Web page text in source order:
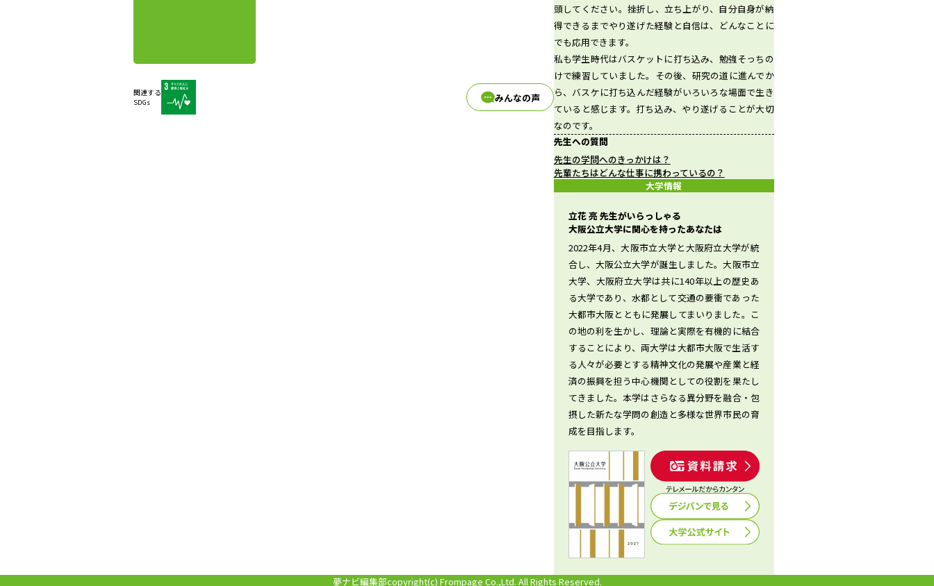
関連する
SDGs
みんなの声
頭してください。挫折し、立ち上がり、自分自身が納
得できるまでやり遂げた経験と自信は、どんなことに
でも応用できます。
私も学生時代はバスケットに打ち込み、勉強そっちの
けで練習していました。その後、研究の道に進んでか
ら、バスケに打ち込んだ経験がいろいろな場面で生き
ていると感じます。打ち込み、やり遂げることが大切
なのです。
先生への質問
先生の学問へのきっかけは？
先輩たちはどんな仕事に携わっているの？
大学情報
立花 亮 先生がいらっしゃる
大阪公立大学に関心を持ったあなたは
2022年4月、大阪市立大学と大阪府立大学が統
合し、大阪公立大学が誕生しました。大阪市立
大学、大阪府立大学は共に140年以上の歴史あ
る大学であり、水都として交通の要衝であった
大都市大阪とともに発展してまいりました。こ
の地の利を生かし、理論と実際を有機的に結合
することにより、両大学は大都市大阪で生活す
る人々が必要とする精神文化の発展や産業と経
済の振興を担う中心機関としての役割を果たし
てきました。本学はさらなる異分野を融合・包
摂した新たな学問の創造と多様な世界市民の育
成を目指します。
夢ナビ編集部copyright(c) Frompage Co.,Ltd. All Rights Reserved.